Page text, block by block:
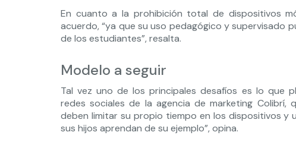
En cuanto a la prohibición total de dispositivos
acuerdo, “ya que su uso pedagógico y supervisado
de los estudiantes”, resalta.
Modelo a seguir
Tal vez uno de los principales desafíos es lo que
redes sociales de la agencia de marketing Colibrí,
deben limitar su propio tiempo en los dispositivos y
sus hijos aprendan de su ejemplo”, opina.